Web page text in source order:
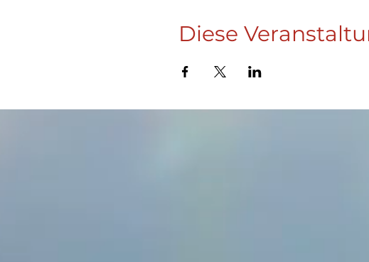
Diese